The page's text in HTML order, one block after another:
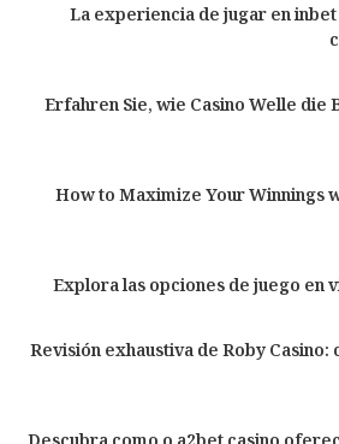
La experiencia de jugar en
Erfahren Sie, wie Casino Welle
How to Maximize Your Winnings
Explora las opciones de juego en
Revisión exhaustiva de Roby